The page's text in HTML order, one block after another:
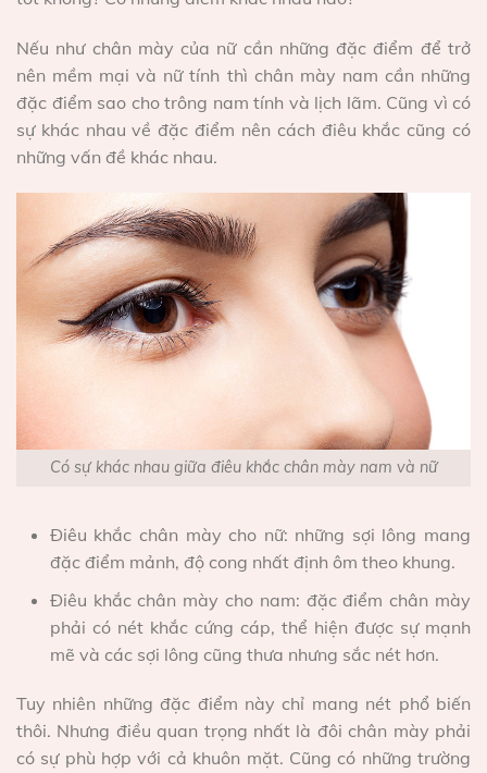
Nếu như chân mày của nữ cần những đặc điểm để trở
nên mềm mại và nữ tính thì chân mày nam cần những
đặc điểm sao cho trông nam tính và lịch lãm. Cũng vì có
sự khác nhau về đặc điểm nên cách điêu khắc cũng có
những vấn đề khác nhau.
Có sự khác nhau giữa điêu khắc chân mày nam và nữ
Điêu khắc chân mày cho nữ: những sợi lông mang
đặc điểm mảnh, độ cong nhất định ôm theo khung.
Điêu khắc chân mày cho nam: đặc điểm chân mày
phải có nét khắc cứng cáp, thể hiện được sự mạnh
mẽ và các sợi lông cũng thưa nhưng sắc nét hơn.
Tuy nhiên những đặc điểm này chỉ mang nét phổ biến
thôi. Nhưng điều quan trọng nhất là đôi chân mày phải
có sự phù hợp với cả khuôn mặt. Cũng có những trường